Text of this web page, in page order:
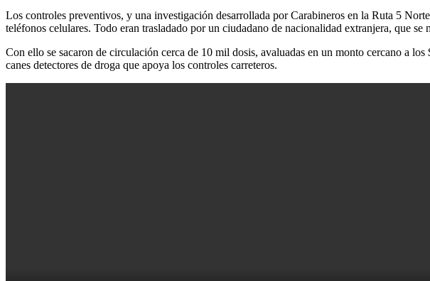
Los controles preventivos, y una investigación desarrollada por Carabineros en la Ruta 5
teléfonos celulares. Todo eran trasladado por un ciudadano de nacionalidad extranjera, que
Con ello se sacaron de circulación cerca de 10 mil dosis, avaluadas en un monto cercano a
canes detectores de droga que apoya los controles carreteros.